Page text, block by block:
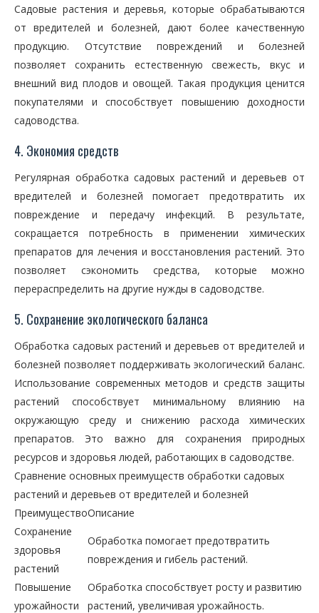
Садовые растения и деревья, которые обрабатываются
от вредителей и болезней, дают более качественную
продукцию. Отсутствие повреждений и болезней
позволяет сохранить естественную свежесть, вкус и
внешний вид плодов и овощей. Такая продукция ценится
покупателями и способствует повышению доходности
садоводства.
4. Экономия средств
Регулярная обработка садовых растений и деревьев от
вредителей и болезней помогает предотвратить их
повреждение и передачу инфекций. В результате,
сокращается потребность в применении химических
препаратов для лечения и восстановления растений. Это
позволяет сэкономить средства, которые можно
перераспределить на другие нужды в садоводстве.
5. Сохранение экологического баланса
Обработка садовых растений и деревьев от вредителей и
болезней позволяет поддерживать экологический баланс.
Использование современных методов и средств защиты
растений способствует минимальному влиянию на
окружающую среду и снижению расхода химических
препаратов. Это важно для сохранения природных
ресурсов и здоровья людей, работающих в садоводстве.
Сравнение основных преимуществ обработки садовых
растений и деревьев от вредителей и болезней
ПреимуществоОписание
Сохранение
здоровья
растений
Обработка помогает предотвратить
повреждения и гибель растений.
Повышение
урожайности
Обработка способствует росту и развитию
растений, увеличивая урожайность.